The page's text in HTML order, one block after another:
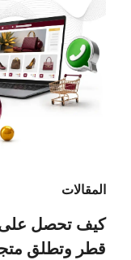
المقالات
كيف تحصل على
قطر وتطلق